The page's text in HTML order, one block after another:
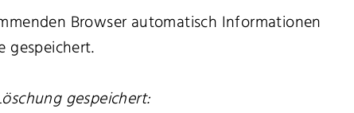
Browser automatisch Informationen
gespeichert.
gespeichert: